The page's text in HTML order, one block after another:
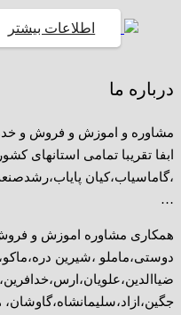
اطلاعات بیشتر
درباره ما
مشاوره و اموزش و فروش و
ابفا تقریبا تمامی استانهای
،گاماسیاب،کیان
…
همکاری مشاوره اموزش و
دوستی،ماملو ،شیرین